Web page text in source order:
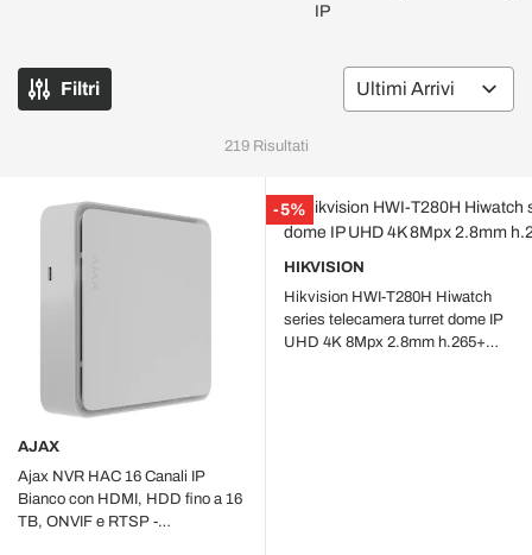
IP
Filtri
219Risultati
AJAX
Ajax NVR HAC 16 Canali IP
Bianco con HDMI, HDD fino a 16
TB, ONVIF e RTSP -
-5%
HIKVISION
Hikvision HWI-T280H Hiwatch
series telecamera turret dome IP
UHD 4K 8Mpx 2.8mm h.265+